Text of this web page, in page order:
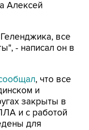
Алексей
все
- написал он в
, что все
и
закрыты в
и с работой
для